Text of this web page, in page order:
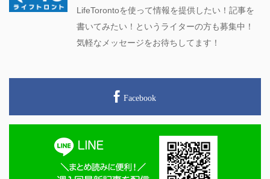
LifeTorontoを使って情報を提供したい！記事を
書いてみたい！というライターの方も募集中！
気軽なメッセージをお待ちしてます！
Facebook